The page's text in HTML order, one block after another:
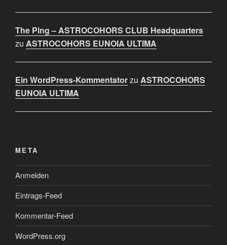
The Ping – ASTROCOHORS CLUB Headquarters
zu ASTROCOHORS EUNOIA ULTIMA
Ein WordPress-Kommentatorzu ASTROCOHORS
EUNOIA ULTIMA
META
Anmelden
Eintrags-Feed
Kommentar-Feed
WordPress.org